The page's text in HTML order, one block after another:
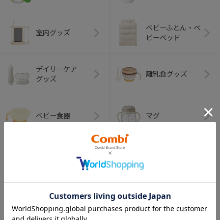
室内グッズ
ベビーふとん・ベ
ビーベッド
デイリーケア
グッズ
離乳食グッズ
ベビー食器 マグ
オーラルケア
ベビートイ